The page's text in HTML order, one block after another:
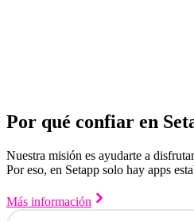
Por qué confiar en
Nuestra misión es ayudarte a
Por eso, en Setapp solo hay apps
Más información